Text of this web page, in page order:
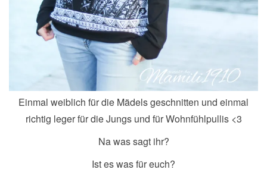
Einmal weiblich für die Mädels geschnitten und einmal
richtig leger für die Jungs und für Wohnfühlpullis <3
Na was sagt ihr?
Ist es was für euch?